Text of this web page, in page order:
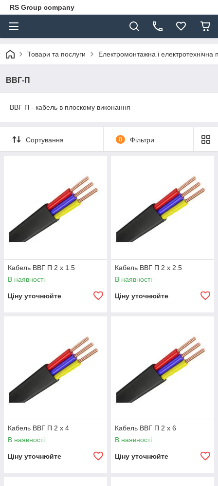
RS Group company
Товари та послуги Електромонтажна і електротехнічна
ВВГ-П
ВВГ П - кабель в плоскому виконання
Сортування 0 Фільтри
Кабель ВВГ П 2 х 1.5
В наявності
Ціну уточнюйте
Кабель ВВГ П 2 х 2.5
В наявності
Ціну уточнюйте
Кабель ВВГ П 2 х 4
В наявності
Ціну уточнюйте
Кабель ВВГ П 2 х 6
В наявності
Ціну уточнюйте